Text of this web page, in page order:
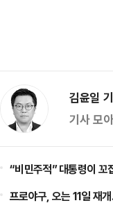
김윤일
기사 모
“비민주적” 대통령이 꼬
프로야구, 오는 11일 재